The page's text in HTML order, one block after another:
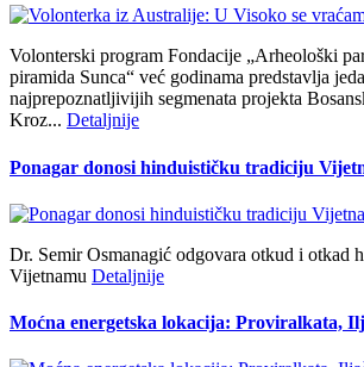
Volonterski program Fondacije „Arheološki
piramida Sunca“ već godinama predstavlja
najprepoznatljivijih segmenata projekta
Kroz... Detaljnije
Ponagar donosi hinduističku tradiciju
Dr. Semir Osmanagić odgovara otkud i otkad
Vijetnamu Detaljnije
Moćna energetska lokacija: Proviralkata,